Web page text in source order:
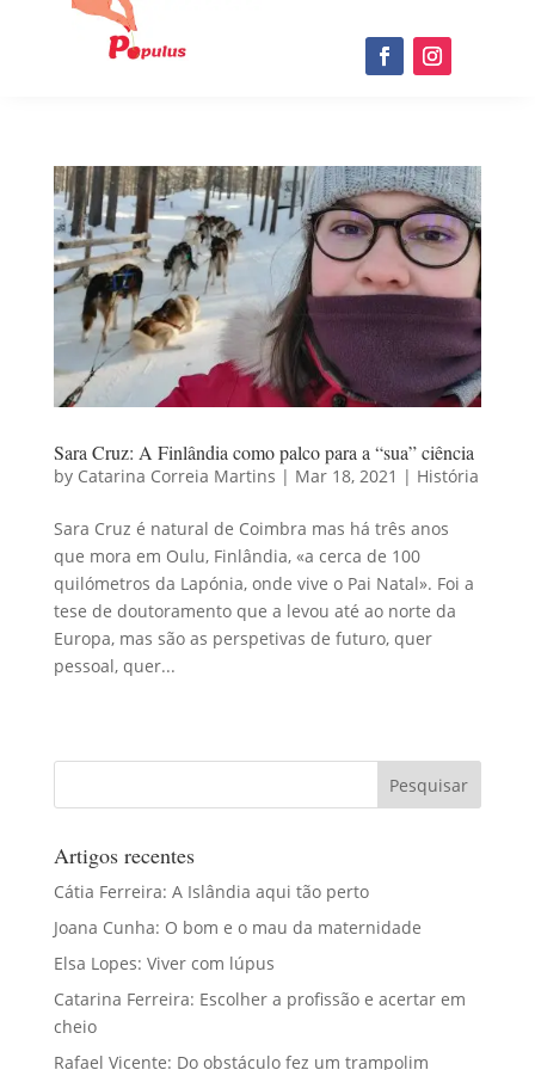
Sara Cruz: A Finlândia como palco para a “sua” ciência
by Catarina Correia Martins | Mar 18, 2021 | História
Sara Cruz é natural de Coimbra mas há três anos
que mora em Oulu, Finlândia, «a cerca de 100
quilómetros da Lapónia, onde vive o Pai Natal». Foi a
tese de doutoramento que a levou até ao norte da
Europa, mas são as perspetivas de futuro, quer
pessoal, quer...
Artigos recentes
Cátia Ferreira: A Islândia aqui tão perto
Joana Cunha: O bom e o mau da maternidade
Elsa Lopes: Viver com lúpus
Catarina Ferreira: Escolher a profissão e acertar em
cheio
Rafael Vicente: Do obstáculo fez um trampolim